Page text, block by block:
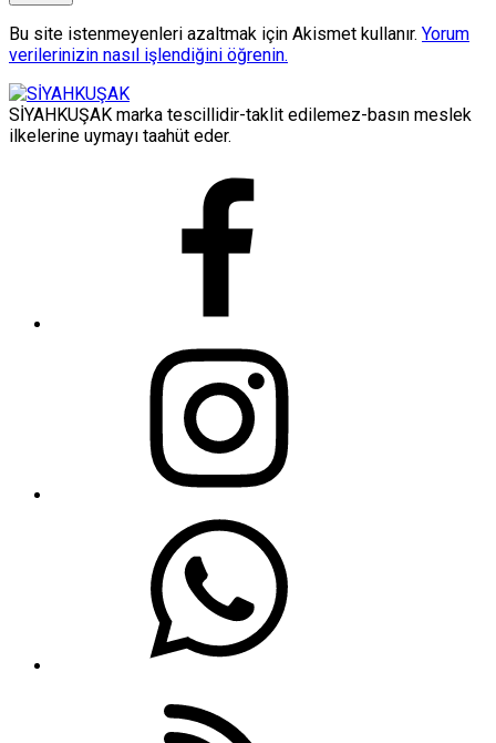
Bu site istenmeyenleri azaltmak için Akismet kullanır. Yorum
verilerinizin nasıl işlendiğini öğrenin.
SİYAHKUŞAK marka tescillidir-taklit edilemez-basın meslek
ilkelerine uymayı taahüt eder.